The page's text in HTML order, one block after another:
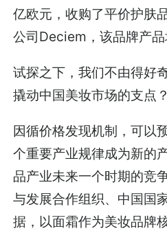
亿欧元，收购了平价护肤
公司Deciem，该品牌产品
试探之下，我们不由得好
撬动中国美妆市场的支点？
因循价格发现机制，可以
个重要产业规律成为新的
品产业未来一个时期的竞
与发展合作组织、中国国
据，以面霜作为美妆品牌